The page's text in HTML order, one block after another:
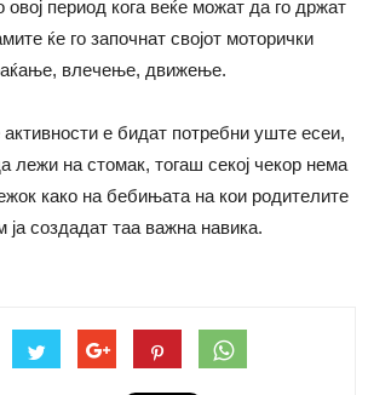
период кога веќе можат да го држат
ќе го започнат својот моторички
влечење, движење.
е бидат потребни уште есеи,
лежи на стомак, тогаш секој чекор нема
како на бебињата на кои родителите
создадат таа важна навика.